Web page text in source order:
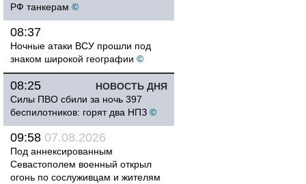
РФ танкерам ©
08:37
Ночные атаки ВСУ прошли под
знаком широкой географии ©
НОВОСТЬ ДНЯ
08:25
Силы ПВО сбили за ночь 397
беспилотников: горят два НПЗ ©
09:58 07.08.2026
Под аннексированным
Севастополем военный открыл
огонь по сослуживцам и жителям